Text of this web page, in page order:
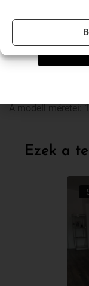
alakkövető
alacsony
kis
A modell méretei:
Ezek a
-